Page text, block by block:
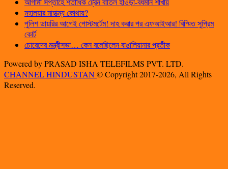
মহালয়ার মাহাত্ম্য কোথায়?
পুলিশ ডায়রির আগেই পোস্টমর্টেম! দাহ করার পর এফআইআর! বিস্মিত সুপ্রিম
কোর্ট
চোরেদের মন্ত্রীসভা… কেন বলেছিলেন বাঙালিয়ানার প্রতীক
Powered by PRASAD ISHA TELEFILMS PVT. LTD.
CHANNEL HINDUSTAN© Copyright 2017-2026, All Rights
Reserved.